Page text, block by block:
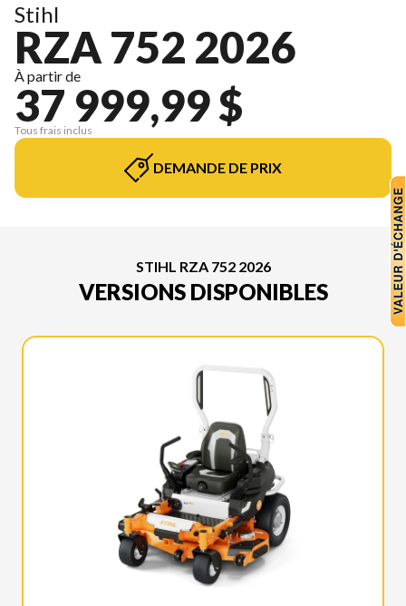
Stihl
RZA 752 2026
À partir de
37 999,99 $
Tous frais inclus
DEMANDE DE PRIX
STIHL RZA 752 2026
VERSIONS DISPONIBLES